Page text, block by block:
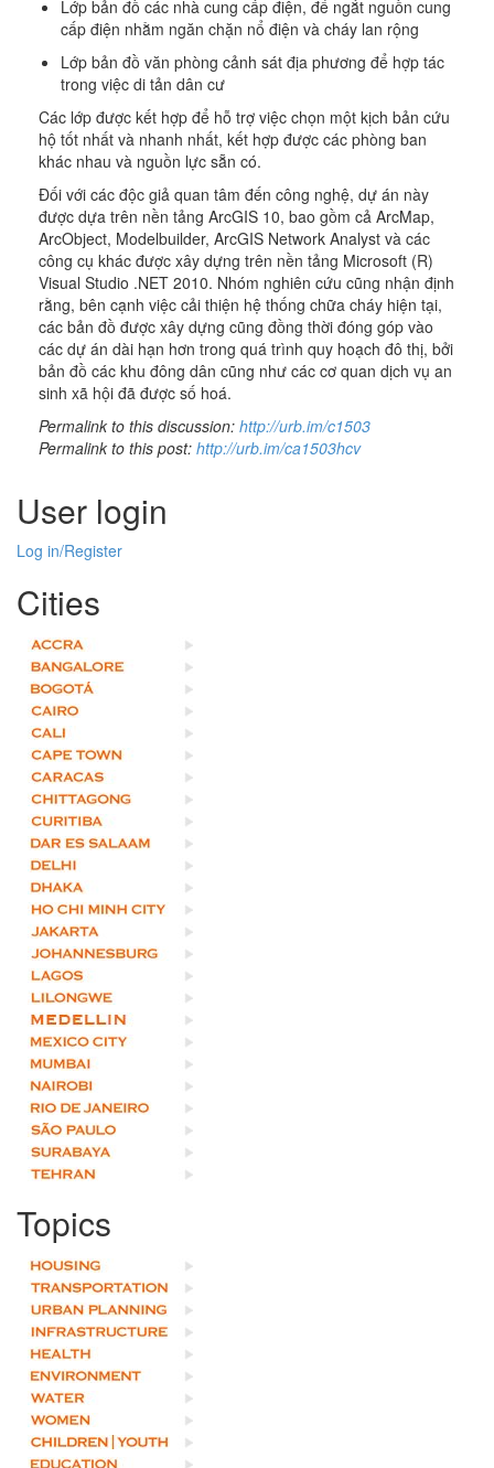
Lớp bản đồ các nhà cung cấp điện, để ngắt nguồn cung
cấp điện nhằm ngăn chặn nổ điện và cháy lan rộng
Lớp bản đồ văn phòng cảnh sát địa phương để hợp tác
trong việc di tản dân cư
Các lớp được kết hợp để hỗ trợ việc chọn một kịch bản cứu
hộ tốt nhất và nhanh nhất, kết hợp được các phòng ban
khác nhau và nguồn lực sẵn có.
Đối với các độc giả quan tâm đến công nghệ, dự án này
được dựa trên nền tảng ArcGIS 10, bao gồm cả ArcMap,
ArcObject, Modelbuilder, ArcGIS Network Analyst và các
công cụ khác được xây dựng trên nền tảng Microsoft (R)
Visual Studio .NET 2010. Nhóm nghiên cứu cũng nhận định
rằng, bên cạnh việc cải thiện hệ thống chữa cháy hiện tại,
các bản đồ được xây dựng cũng đồng thời đóng góp vào
các dự án dài hạn hơn trong quá trình quy hoạch đô thị, bởi
bản đồ các khu đông dân cũng như các cơ quan dịch vụ an
sinh xã hội đã được số hoá.
Permalink to this discussion: http://urb.im/c1503
Permalink to this post: http://urb.im/ca1503hcv
User login
Log in/Register
Cities
Topics